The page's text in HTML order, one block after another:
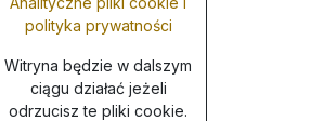
polityka prywatności
Witryna będzie w dalszym
ciągu działać jeżeli
odrzucisz te pliki cookie.